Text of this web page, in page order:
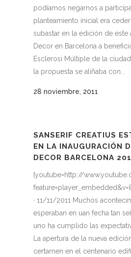
podíamos negarnos a
planteamiento inicial era
subastar en la edición de este
Decor en Barcelona a
Esclerosi Múltiple de la
la propuesta se aliñaba con...
28 noviembre, 2011
SANSERIF CREATIUS
EN LA INAUGURACIÓN
DECOR BARCELONA
[youtube=http://
· 11/11/2011 Muchos
esperaban en uan fecha tan
uno ha cumplido las
La apertura de la nueva
certamen en el centenario